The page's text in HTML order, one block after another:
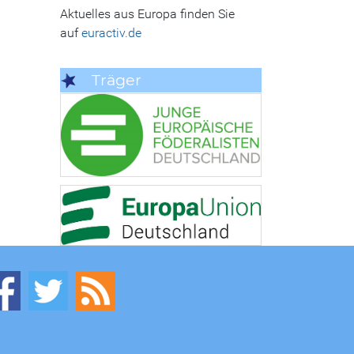
Aktuelles aus Europa finden Sie
aufeuractiv.de
Träger